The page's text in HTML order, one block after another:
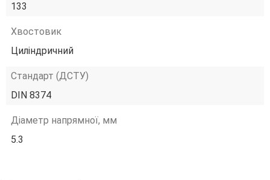
133
Хвостовик
Циліндричний
Стандарт (ДСТУ)
DIN 8374
Діаметр напрямної, мм
5.3